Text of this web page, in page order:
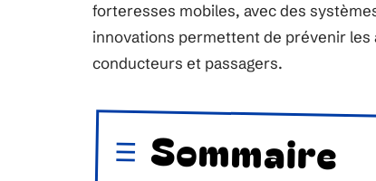
forteresses mobiles, avec des
innovations permettent de prévenir les
conducteurs et passagers.
Sommaire